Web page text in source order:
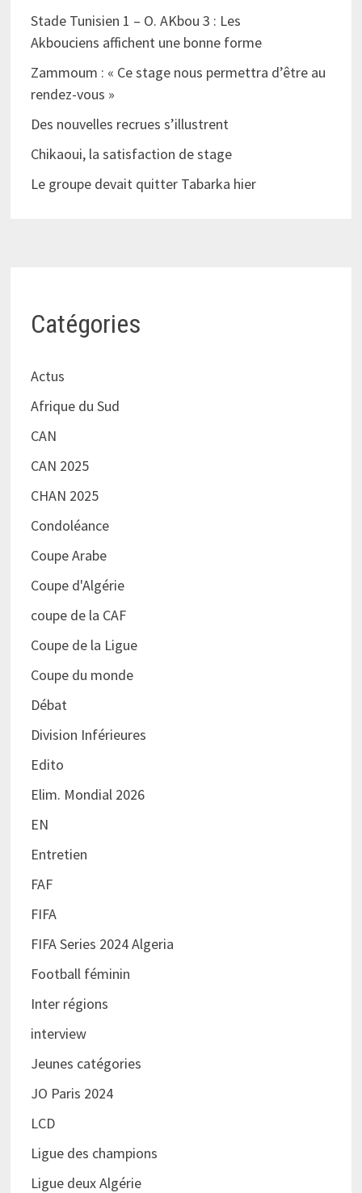
Stade Tunisien 1 – O. AKbou 3 : Les
Akbouciens affichent une bonne forme
Zammoum : « Ce stage nous permettra d’être au
rendez-vous »
Des nouvelles recrues s’illustrent
Chikaoui, la satisfaction de stage
Le groupe devait quitter Tabarka hier
Catégories
Actus
Afrique du Sud
CAN
CAN 2025
CHAN 2025
Condoléance
Coupe Arabe
Coupe d'Algérie
coupe de la CAF
Coupe de la Ligue
Coupe du monde
Débat
Division Inférieures
Edito
Elim. Mondial 2026
EN
Entretien
FAF
FIFA
FIFA Series 2024 Algeria
Football féminin
Inter régions
interview
Jeunes catégories
JO Paris 2024
LCD
Ligue des champions
Ligue deux Algérie